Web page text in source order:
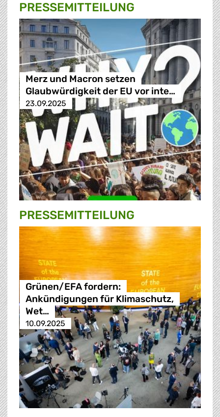
PRESSE­MITTEILUNG
Merz und Macron setzen
Glaubwürdigkeit der EU vor inte…
23.09.2025
PRESSE­MITTEILUNG
Grünen/EFA fordern:
Ankündigungen für Klimaschutz,
Wet…
10.09.2025